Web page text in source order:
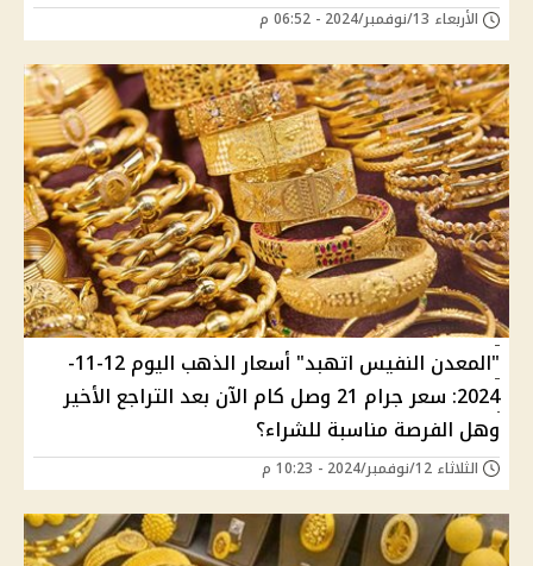
الأربعاء 13/نوفمبر/2024 - 06:52 م
"المعدن النفيس اتهبد" أسعار الذهب اليوم 12-11-
2024: سعر جرام 21 وصل كام الآن بعد التراجع الأخير
وهل الفرصة مناسبة للشراء؟
الثلاثاء 12/نوفمبر/2024 - 10:23 م